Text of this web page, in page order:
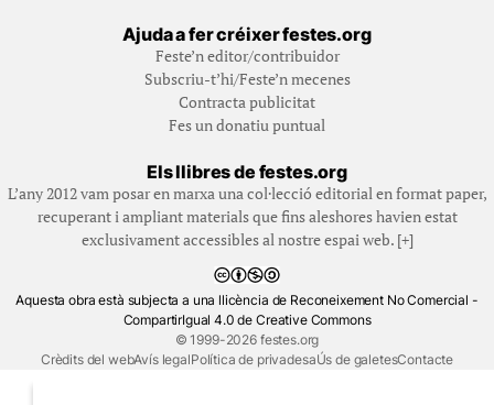
Ajuda a fer créixer festes.org
Feste’n editor/contribuidor
Subscriu-t’hi/Feste’n mecenes
Contracta publicitat
Fes un donatiu puntual
Els llibres de festes.org
L’any 2012 vam posar en marxa una col·lecció editorial en format paper,
recuperant i ampliant materials que fins aleshores havien estat
exclusivament accessibles al nostre espai web. [+]
Aquesta obra està subjecta a una llicència de Reconeixement No Comercial -
CompartirIgual 4.0 de Creative Commons
© 1999-2026 festes.org
Crèdits del webAvís legalPolítica de privadesaÚs de galetesContacte